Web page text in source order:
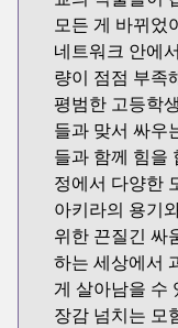
모든 게 바뀌었
네트워크 안에
량이 점점 부족
평범한 고등학
들과 맞서 싸우
들과 함께 힘을
정에서 다양한
아키라의 용기
위한 끈질긴 싸
하는 세상에서
게 살아남을 수
장감 넘치는 모